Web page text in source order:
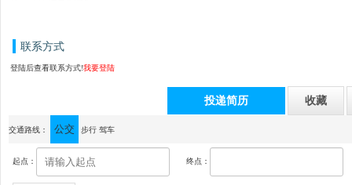
联系方式
登陆后查看联系方式!我要登陆
投递简历 收藏
通讯地址：中山古镇曹三同益工业园福临街6号（江浙物流斜对面，东波工业园内）
交通路线： 公交 步行 驾车
起点： 终点：